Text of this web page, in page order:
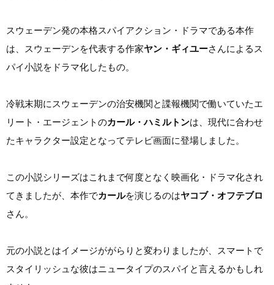
スウェーデン発の本格スパイアクション・ドラマである本作
は、スウェーデンを代表する作家ヤン・ギィユーさんによるス
パイ小説をドラマ化したもの。
冷戦末期にスウェーデンの治安機関と諜報機関で働いていたエ
リート・エージェントのカール・ハミルトンは、現代に合わせ
たキャラクター設定となってテレビ画面に登場しました。
この小説シリーズはこれまで何度となく映画化・ドラマ化され
てきましたが、本作でカールを演じるのはヤコブ・オフテブロ
さん。
元の小説とはイメージががらりと変わりましたが、スマートで
スタイリッシュな彼はニュータイプのスパイと言えるかもしれ